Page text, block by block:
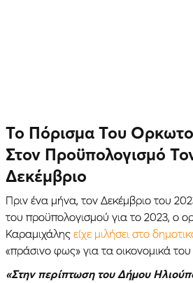
Το Πόρισμα Του
Στον Προϋπολογισμό
Δεκέμβριο
Πριν ένα μήνα, τον Δεκέμβριο του
του προϋπολογισμού για το 2023, ο
Καραμιχάλης είχε μιλήσει στο
«πράσινο φως» για τα οικονομικά
«Στην περίπτωση του Δήμου